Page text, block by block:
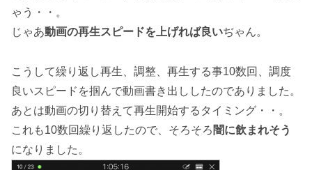
ゃう・・。
じゃあ動画の再生スピードを上げれば良いぢゃん。
こうして繰り返し再生、調整、再生する事10数回、調度
良いスピードを掴んで動画書き出ししたのでありました。
あとは動画の切り替えて再生開始するタイミング・・。
これも10数回繰り返したので、そろそろ 闇に飲まれそう
になりました。